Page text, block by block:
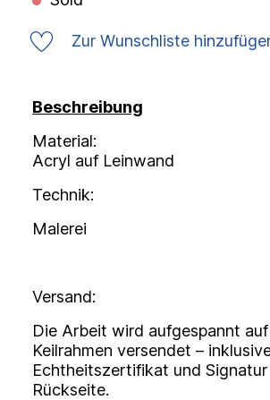
Zur Wunschliste
Beschreibung
Material:
Acryl auf Leinwand
Technik:
Malerei
Versand:
Die Arbeit wird aufgespannt auf
Keilrahmen versendet –
Echtheitszertifikat und
Rückseite.